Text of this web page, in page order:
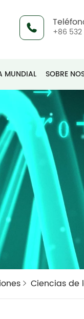
+86 532
MUNDIAL SOBRE
Ciencias de